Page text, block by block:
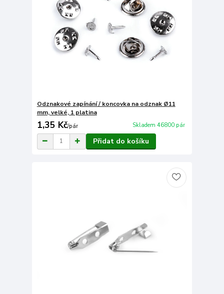
Odznakové zapínání / koncovka na odznak Ø11
mm, velké, 1 platina
1,35 Kč/pár Skladem 46800 pár
Přidat do košíku